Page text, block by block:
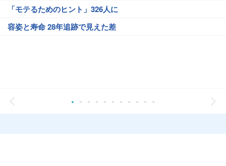
「モテるためのヒント」326人に
容姿と寿命 28年追跡で見えた差